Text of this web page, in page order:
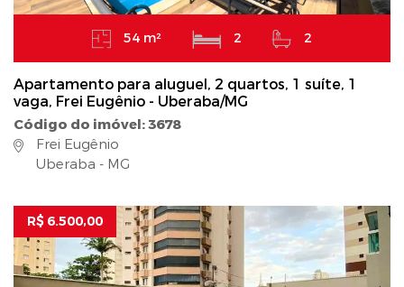
54 m² 2 2
Apartamento para aluguel, 2 quartos, 1 suíte, 1
vaga, Frei Eugênio - Uberaba/MG
Código do imóvel: 3678
Frei Eugênio
Uberaba - MG
R$ 6.500,00